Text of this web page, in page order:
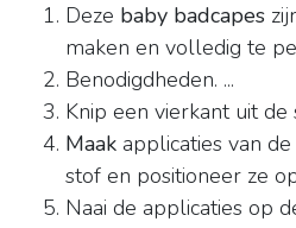
Deze baby badcapes
maken en volledig te
Benodigdheden. ...
Knip een vierkant uit de
Maak applicaties van
stof en positioneer ze
Naai de applicaties op